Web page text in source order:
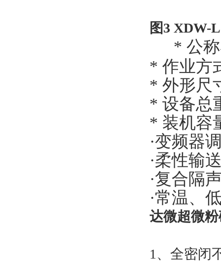
图3 XDW-
* 公
* 作业方
* 外形尺
* 设备总
* 装机容
·变频器
·柔性输
·复合隔
·常温、
达微超微
1、全密闭